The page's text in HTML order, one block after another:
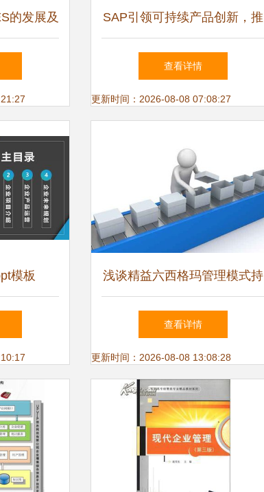
的发展及
影响——
智能体系
SAP引领可持续产品创新，推
动供应链革新与循环经济
查看详情
更新时间：2026-08-08 07:08:27
模板 浅谈精益六西格玛管理模式持
续推进企业管理创新——以数
据处理服务为视角
查看详情
更新时间：2026-08-08 13:08:28